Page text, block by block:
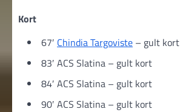
Kort
67′ Chindia Targoviste – gult kort
83′ ACS Slatina – gult kort
84′ ACS Slatina – gult kort
90′ ACS Slatina – gult kort